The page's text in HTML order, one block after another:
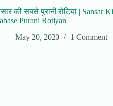
की सबसे पुरानी रोटियां | Sansar Ki
Purani Rotiyan
May 20, 2020
1 Comment